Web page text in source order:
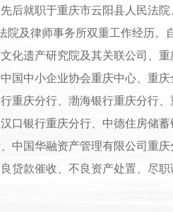
后就职于重庆市云阳县人民法
院及律师事务所双重工作经历。
化遗产研究院及其关联公司、重
国中小企业协会重庆中心、重庆
重庆分行、渤海银行重庆分行、
口银行重庆分行、中德住房储蓄
中国华融资产管理有限公司重
贷款催收、不良资产处置、尽